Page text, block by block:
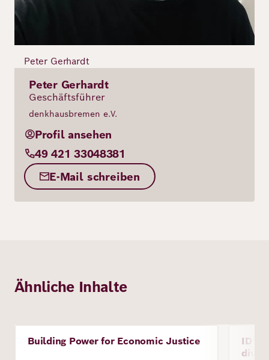
Peter Gerhardt
Peter Gerhardt
Geschäftsführer
denkhausbremen e.V.
Profil ansehen
49 421 33048381
E-Mail schreiben
Ähnliche Inhalte
Projekt
Building Power for Economic Justice
ID² -